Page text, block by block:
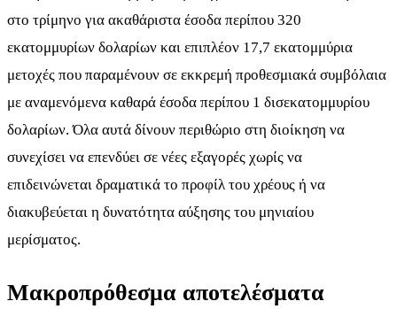
στο τρίμηνο για ακαθάριστα έσοδα περίπου 320
εκατομμυρίων δολαρίων και επιπλέον 17,7 εκατομμύρια
μετοχές που παραμένουν σε εκκρεμή προθεσμιακά συμβόλαια
με αναμενόμενα καθαρά έσοδα περίπου 1 δισεκατομμυρίου
δολαρίων. Όλα αυτά δίνουν περιθώριο στη διοίκηση να
συνεχίσει να επενδύει σε νέες εξαγορές χωρίς να
επιδεινώνεται δραματικά το προφίλ του χρέους ή να
διακυβεύεται η δυνατότητα αύξησης του μηνιαίου
μερίσματος.
Μακροπρόθεσμα αποτελέσματα